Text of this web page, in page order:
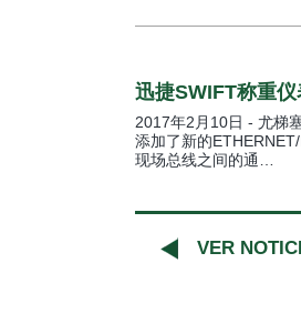
迅捷SWIFT称重
2017年2月10日 - 尤梯
添加了新的
现场总线之间的通…
VER